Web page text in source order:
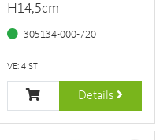
H14,5cm
305134-000-720
VE: 4 ST
Details